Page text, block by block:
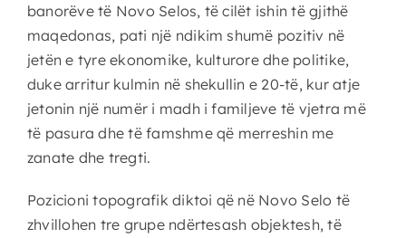
banorëve të Novo Selos, të cilët ishin të gjithë
maqedonas, pati një ndikim shumë pozitiv në
jetën e tyre ekonomike, kulturore dhe politike,
duke arritur kulmin në shekullin e 20-të, kur atje
jetonin një numër i madh i familjeve të vjetra më
të pasura dhe të famshme që merreshin me
zanate dhe tregti.
Pozicioni topografik diktoi që në Novo Selo të
zhvillohen tre grupe ndërtesash objektesh, të